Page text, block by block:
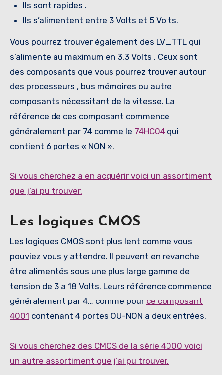
Ils sont rapides .
Ils s’alimentent entre 3 Volts et 5 Volts.
Vous pourrez trouver également des LV_TTL qui
s’alimente au maximum en 3,3 Volts . Ceux sont
des composants que vous pourrez trouver autour
des processeurs , bus mémoires ou autre
composants nécessitant de la vitesse. La
référence de ces composant commence
généralement par 74 comme le 74HC04 qui
contient 6 portes « NON ».
Si vous cherchez a en acquérir voici un assortiment
que j’ai pu trouver.
Les logiques CMOS
Les logiques CMOS sont plus lent comme vous
pouviez vous y attendre. Il peuvent en revanche
être alimentés sous une plus large gamme de
tension de 3 a 18 Volts. Leurs référence commence
généralement par 4… comme pour ce composant
4001 contenant 4 portes OU-NON a deux entrées.
Si vous cherchez des CMOS de la série 4000 voici
un autre assortiment que j’ai pu trouver.